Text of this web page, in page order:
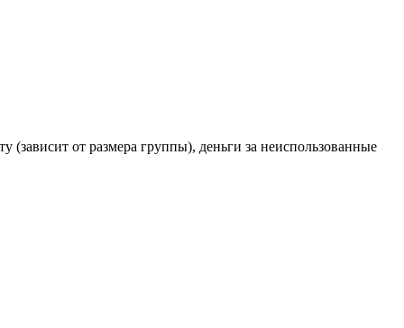
от размера группы), деньги за неиспользованные